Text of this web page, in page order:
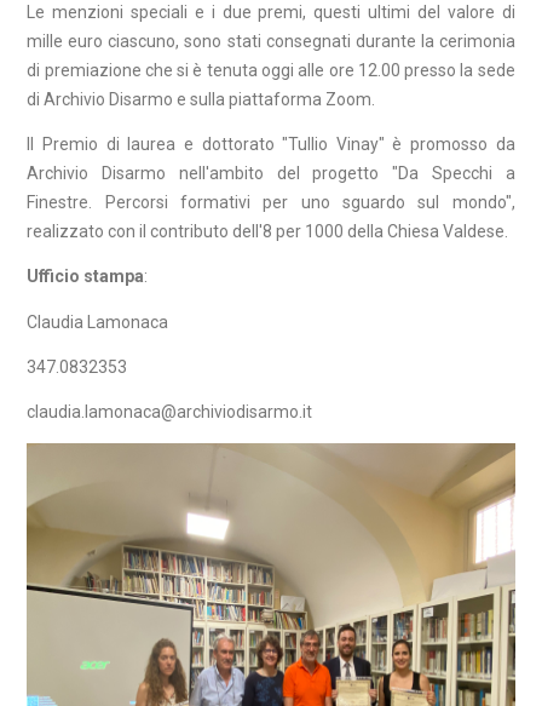
Le menzioni speciali e i due premi, questi ultimi del valore di
mille euro ciascuno, sono stati consegnati durante la cerimonia
di premiazione che si è tenuta oggi alle ore 12.00 presso la sede
di Archivio Disarmo e sulla piattaforma Zoom.
Il Premio di laurea e dottorato "Tullio Vinay" è promosso da
Archivio Disarmo nell'ambito del progetto "Da Specchi a
Finestre. Percorsi formativi per uno sguardo sul mondo",
realizzato con il contributo dell'8 per 1000 della Chiesa Valdese.
Ufficio stampa:
Claudia Lamonaca
347.0832353
claudia.lamonaca@archiviodisarmo.it